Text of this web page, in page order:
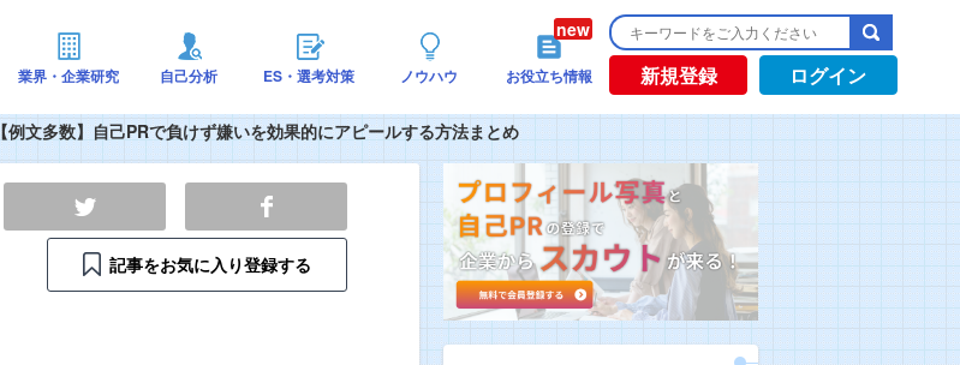
業界・企業研究 自己分析 ES・選考対策 ノウハウ お役立ち情報 新規登録 ログイン
【例文多数】自己PRで負けず嫌いを効果的にアピールする方法まとめ
記事をお気に入り登録する